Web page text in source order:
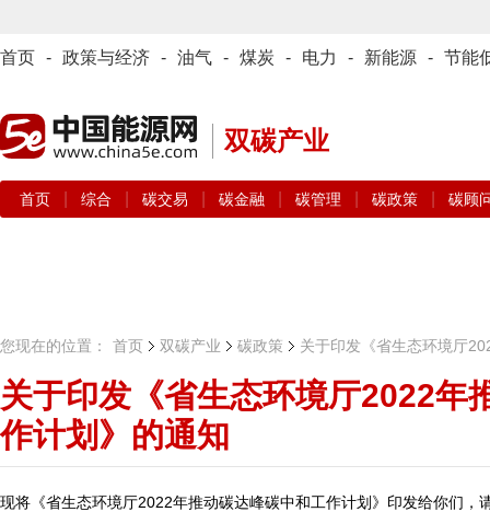
首页 - 政策与经济 - 油气 - 煤炭 - 电力 - 新能源 - 节能
双碳产业
首页 综合 碳交易 碳金融 碳管理 碳政策 碳顾
您现在的位置： 首页 双碳产业 碳政策 关于印发《省生态环境厅
关于印发《省生态环境厅2022年
作计划》的通知
现将《省生态环境厅2022年推动碳达峰碳中和工作计划》印发给你们，